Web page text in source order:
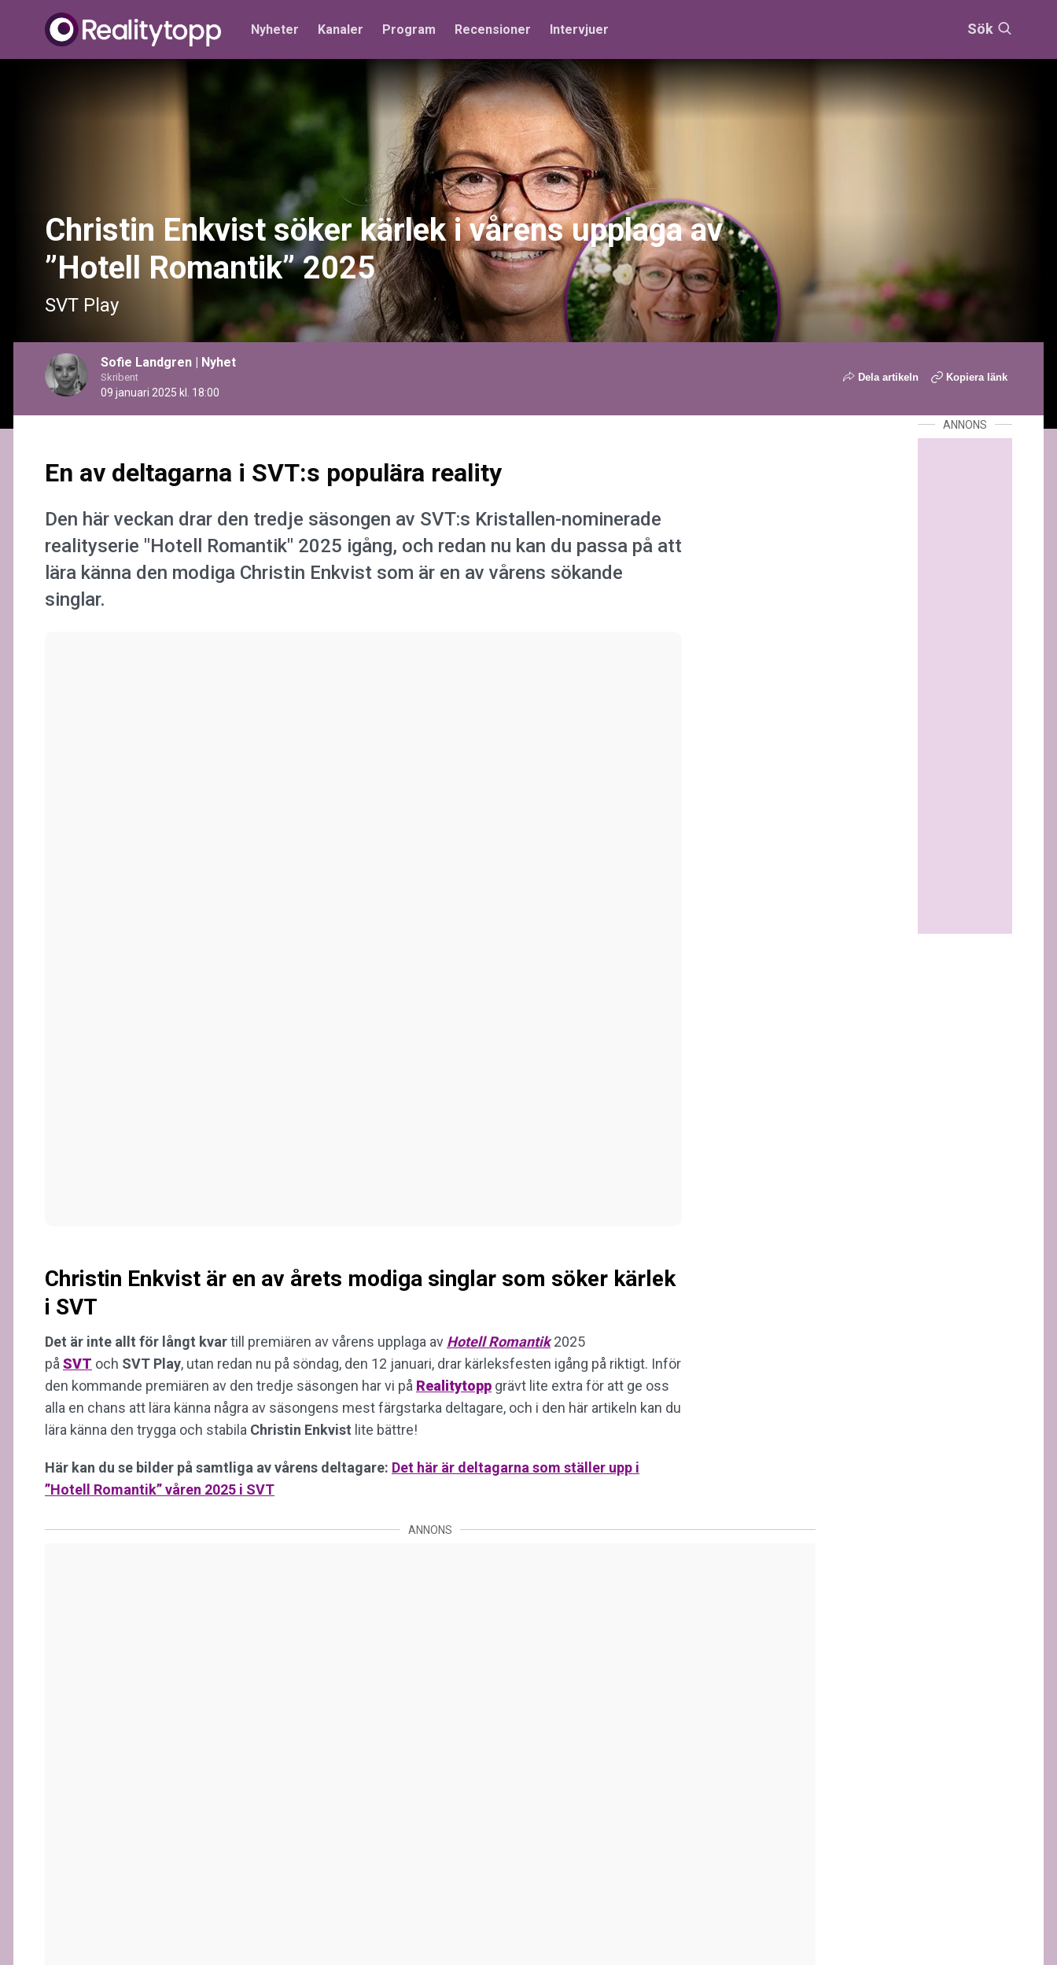
Nyheter Kanaler Program Recensioner Intervjuer Sök
Christin Enkvist söker kärlek i vårens upplaga av
”Hotell Romantik” 2025
SVT Play
Sofie Landgren | Nyhet
Skribent
09 januari 2025 kl. 18:00
Dela artikeln Kopiera länk
En av deltagarna i SVT:s populära reality
Den här veckan drar den tredje säsongen av SVT:s Kristallen-nominerade
realityserie "Hotell Romantik" 2025 igång, och redan nu kan du passa på att
lära känna den modiga Christin Enkvist som är en av vårens sökande
singlar.
Christin Enkvist är en av årets modiga singlar som söker kärlek
i SVT
Det är inte allt för långt kvartill premiären av vårens upplaga av Hotell Romantik2025
på SVT och SVT Play, utan redan nu på söndag, den 12 januari, drar kärleksfesten igång på riktigt. Inför
den kommande premiären av den tredje säsongen har vi på Realitytopp grävt lite extra för att ge oss
alla en chans att lära känna några av säsongens mest färgstarka deltagare, och i den här artikeln kan du
lära känna den trygga och stabila Christin Enkvist lite bättre!
Här kan du se bilder på samtliga av vårens deltagare: Det här är deltagarna som ställer upp i
”Hotell Romantik” våren 2025 i SVT
ANNONS
ANNONS